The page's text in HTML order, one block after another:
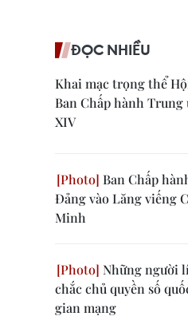
ĐỌC NHIỀU
Khai mạc trọng thể
Ban Chấp hành
XIV
Ban Chấp
Đảng vào Lăng viếng
Minh
Những người
chắc chủ quyền số
gian mạng